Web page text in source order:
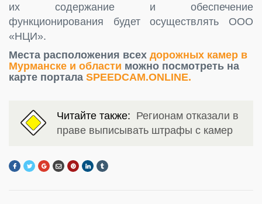
их содержание и обеспечение
функционирования будет осуществлять ООО
«НЦИ».
Места расположения всех дорожных камер в
Мурманске и области можно посмотреть на
карте портала SPEEDCAM.ONLINE.
Читайте также: Регионам отказали в
праве выписывать штрафы с камер